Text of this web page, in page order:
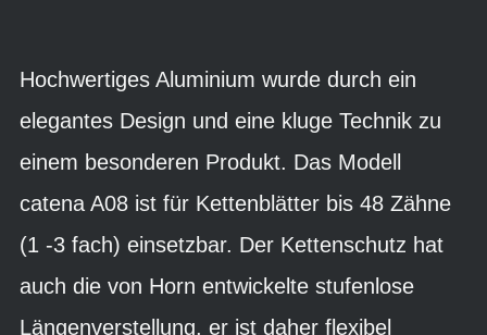
Hochwertiges Aluminium wurde durch ein
elegantes Design und eine kluge Technik zu
einem besonderen Produkt. Das Modell
catena A08 ist für Kettenblätter bis 48 Zähne
(1 -3 fach) einsetzbar. Der Kettenschutz hat
auch die von Horn entwickelte stufenlose
Längenverstellung, er ist daher flexibel